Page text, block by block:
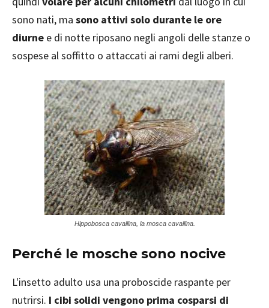
sono nati, ma sono attivi solo durante le ore
diurne e di notte riposano negli angoli delle stanze o
sospese al soffitto o attaccati ai rami degli alberi.
Hippobosca cavallina, la mosca cavallina.
Perché le mosche sono nocive
L'insetto adulto usa una proboscide raspante per
nutrirsi. I cibi solidi vengono prima cosparsi di